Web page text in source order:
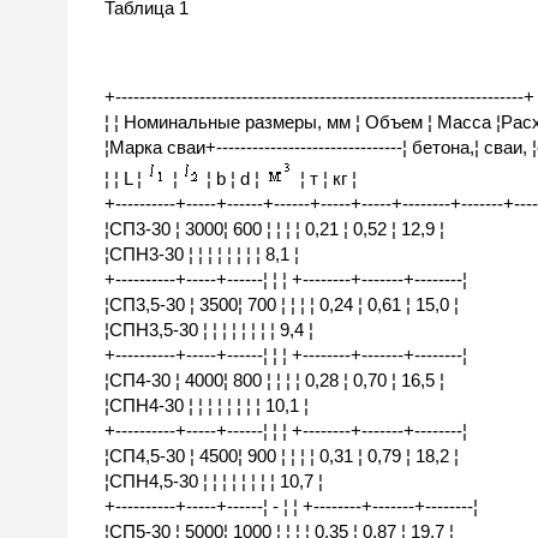
Таблица 1
+--------------------------------------------------------------------+
¦ ¦ Номинальные размеры, мм ¦ Объем ¦ Масса
¦Марка сваи+-------------------------------¦ бетона,¦ сваи,
¦ ¦ L ¦
¦ ¦ b ¦ d ¦
¦ т ¦ кг ¦
+----------+-----+------+------+-----+-----+--------+-------
¦СП3-30 ¦ 3000¦ 600 ¦ ¦ ¦ ¦ 0,21 ¦ 0,52 ¦ 12,9 ¦
¦СПН3-30 ¦ ¦ ¦ ¦ ¦ ¦ ¦ ¦ 8,1 ¦
+----------+-----+------¦ ¦ ¦ +--------+-------+--------¦
¦СП3,5-30 ¦ 3500¦ 700 ¦ ¦ ¦ ¦ 0,24 ¦ 0,61 ¦ 15,0 ¦
¦СПН3,5-30 ¦ ¦ ¦ ¦ ¦ ¦ ¦ ¦ 9,4 ¦
+----------+-----+------¦ ¦ ¦ +--------+-------+--------¦
¦СП4-30 ¦ 4000¦ 800 ¦ ¦ ¦ ¦ 0,28 ¦ 0,70 ¦ 16,5 ¦
¦СПН4-30 ¦ ¦ ¦ ¦ ¦ ¦ ¦ ¦ 10,1 ¦
+----------+-----+------¦ ¦ ¦ +--------+-------+--------¦
¦СП4,5-30 ¦ 4500¦ 900 ¦ ¦ ¦ ¦ 0,31 ¦ 0,79 ¦ 18,2 ¦
¦СПН4,5-30 ¦ ¦ ¦ ¦ ¦ ¦ ¦ ¦ 10,7 ¦
+----------+-----+------¦ - ¦ ¦ +--------+-------+--------¦
¦СП5-30 ¦ 5000¦ 1000 ¦ ¦ ¦ ¦ 0,35 ¦ 0,87 ¦ 19,7 ¦